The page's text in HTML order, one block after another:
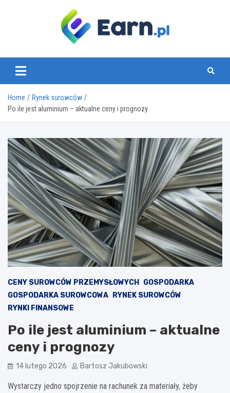
www.earn.pl
Home
Rynek surowców
Po ile jest aluminium – aktualne ceny i prognozy
CENY SUROWCÓW PRZEMYSŁOWYCH
GOSPODARKA
GOSPODARKA SUROWCOWA
RYNEK SUROWCÓW
RYNKI FINANSOWE
Po ile jest aluminium – aktualne
ceny i prognozy
14 lutego 2026 Bartosz Jakubowski
Wystarczy jedno spojrzenie na rachunek za materiały, żeby